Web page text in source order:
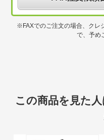
※FAXでのご注文の場合、クレ
で、予め
この商品を見た